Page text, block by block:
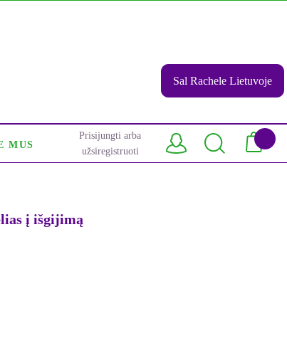
Sal Rachele Lietuvoje
MUS
Prisijungti arba
užsiregistruoti
į išgijimą